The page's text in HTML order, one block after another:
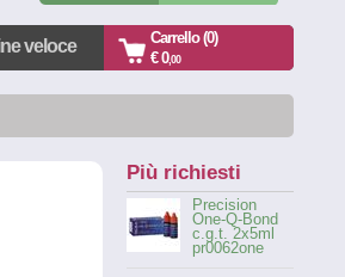
veloce
Carrello (0)
€ 0,00
Più richiesti
Precision
One-Q-Bond
c.g.t. 2x5ml
pr0062one